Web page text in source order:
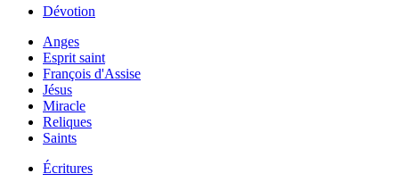
Dévotion
Anges
Esprit saint
François d'Assise
Jésus
Miracle
Reliques
Saints
Écritures